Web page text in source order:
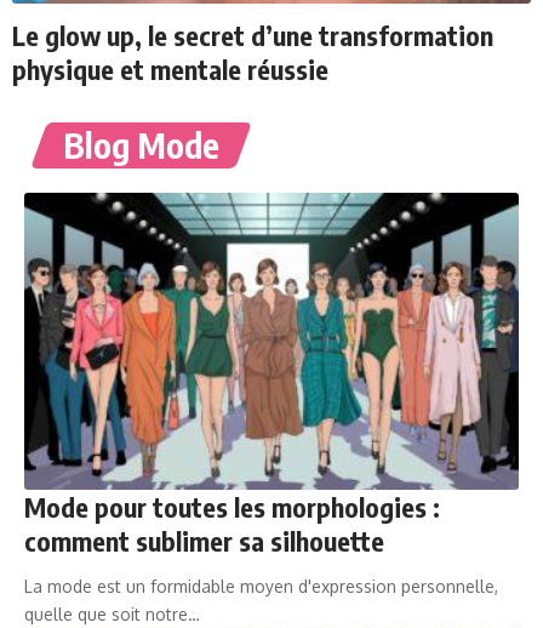
Le glow up, le secret d’une transformation
physique et mentale réussie
Blog Mode
Mode pour toutes les morphologies :
comment sublimer sa silhouette
La mode est un formidable moyen d'expression personnelle,
quelle que soit notre…